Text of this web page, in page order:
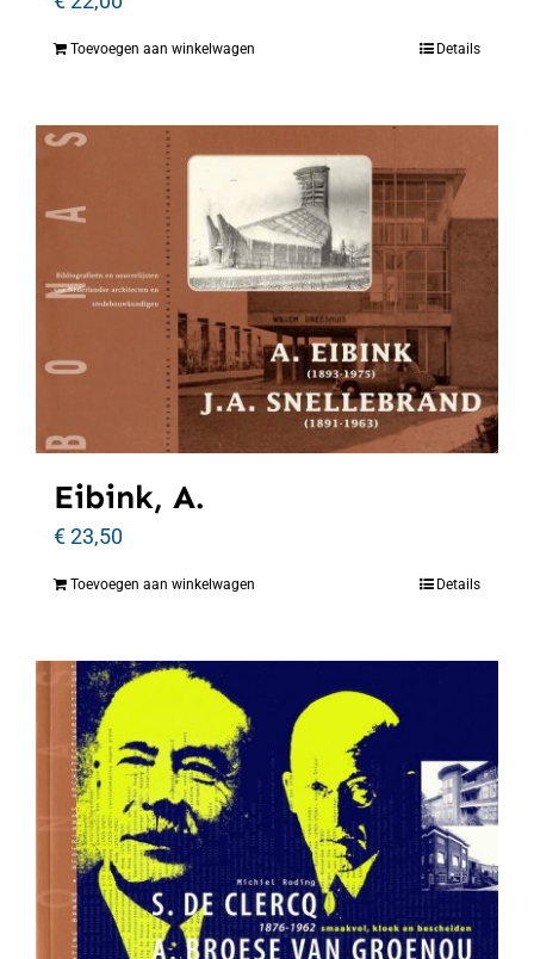
Toevoegen aan winkelwagen Details
Eibink, A.
€23,50
Toevoegen aan winkelwagen Details